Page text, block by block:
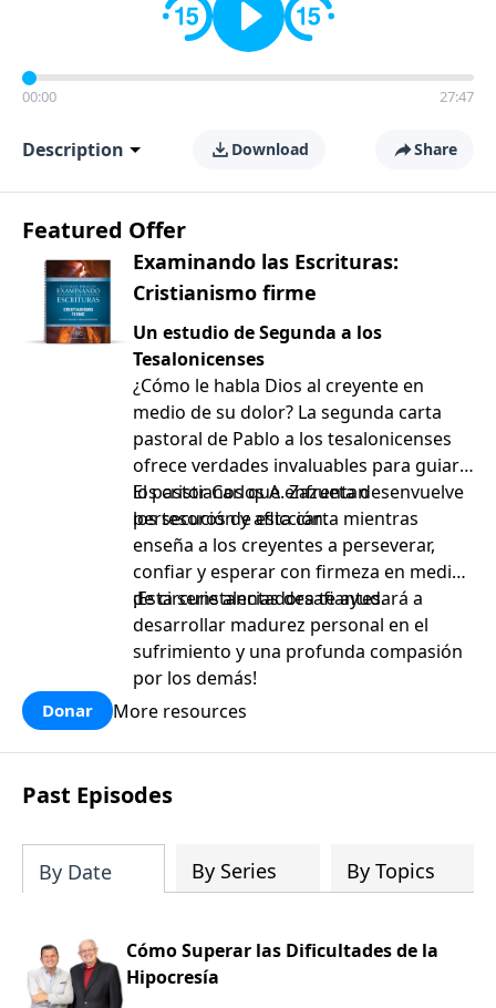
00:00 27:47
Description Download Share
Featured Offer
Examinando las Escrituras:
Cristianismo firme
Un estudio de Segunda a los
Tesalonicenses
¿Cómo le habla Dios al creyente en
medio de su dolor? La segunda carta
pastoral de Pablo a los tesalonicenses
ofrece verdades invaluables para guiar a
los cristianos que enfrentan
persecución y aflicción.
El pastor Carlos A. Zazueta desenvuelve
los tesoros de esta carta mientras
enseña a los creyentes a perseverar,
confiar y esperar con firmeza en medio
de circunstancias desafiantes.
¡Esta serie alentadora te ayudará a
desarrollar madurez personal en el
sufrimiento y una profunda compasión
por los demás!
Donar More resources
Past Episodes
By Date By Series By Topics
Cómo Superar las Dificultades de la
Hipocresía